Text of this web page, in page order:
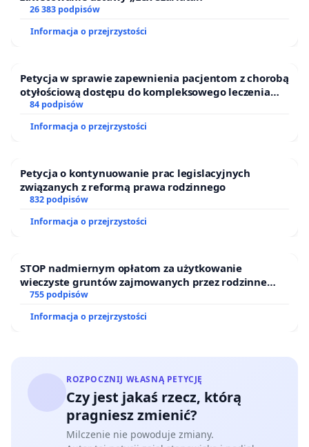
26 383 podpisów
Informacja o przejrzystości
Petycja w sprawie zapewnienia pacjentom z chorobą
otyłościową dostępu do kompleksowego leczenia
oraz programów profilaktycznych.
84 podpisów
Informacja o przejrzystości
Petycja o kontynuowanie prac legislacyjnych
związanych z reformą prawa rodzinnego
832 podpisów
Informacja o przejrzystości
STOP nadmiernym opłatom za użytkowanie
wieczyste gruntów zajmowanych przez rodzinne
ogrody działkowe.
755 podpisów
Informacja o przejrzystości
ROZPOCZNIJ WŁASNĄ PETYCJĘ
Czy jest jakaś rzecz, którą
pragniesz zmienić?
Milczenie nie powoduje zmiany.